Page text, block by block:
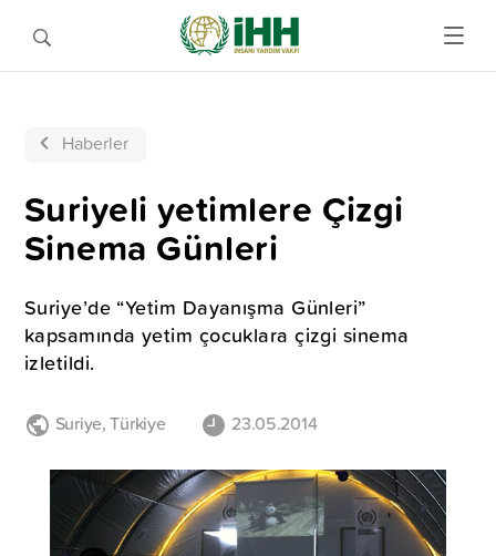
Haberler
Suriyeli yetimlere Çizgi
Sinema Günleri
Suriye’de “Yetim Dayanışma Günleri”
kapsamında yetim çocuklara çizgi sinema
izletildi.
Suriye,Türkiye 23.05.2014